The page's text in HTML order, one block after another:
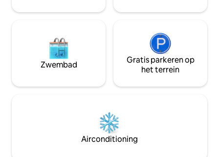
Zwembad
Gratis parkeren op
het terrein
Airconditioning